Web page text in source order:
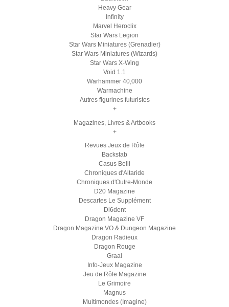
Heavy Gear
Infinity
Marvel Heroclix
Star Wars Legion
Star Wars Miniatures (Grenadier)
Star Wars Miniatures (Wizards)
Star Wars X-Wing
Void 1.1
Warhammer 40,000
Warmachine
Autres figurines futuristes
+
Magazines, Livres & Artbooks
+
Revues Jeux de Rôle
Backstab
Casus Belli
Chroniques d'Altaride
Chroniques d'Outre-Monde
D20 Magazine
Descartes Le Supplément
Di6dent
Dragon Magazine VF
Dragon Magazine VO & Dungeon Magazine
Dragon Radieux
Dragon Rouge
Graal
Info-Jeux Magazine
Jeu de Rôle Magazine
Le Grimoire
Magnus
Multimondes (Imagine)